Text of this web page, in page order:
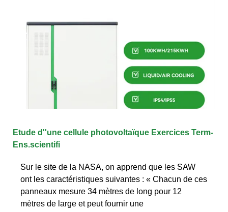
Etude d''une cellule photovoltaïque Exercices Term-
Ens.scientifi
Sur le site de la NASA, on apprend que les SAW
ont les caractéristiques suivantes : « Chacun de ces
panneaux mesure 34 mètres de long pour 12
mètres de large et peut fournir une